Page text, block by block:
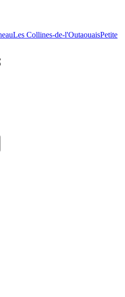
Les Collines-de-l'OutaouaisPetite